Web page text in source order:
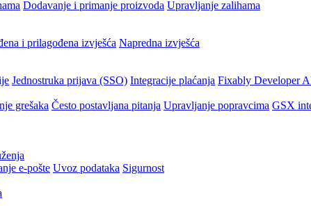
Dodavanje i primanje proizvoda Upravljanje zalihama
i prilagođena izvješća Napredna izvješća
Jednostruka prijava (SSO) Integracije plaćanja Fixably Developer
grešaka Često postavljana pitanja Upravljanje popravcima GSX
e-pošte Uvoz podataka Sigurnost